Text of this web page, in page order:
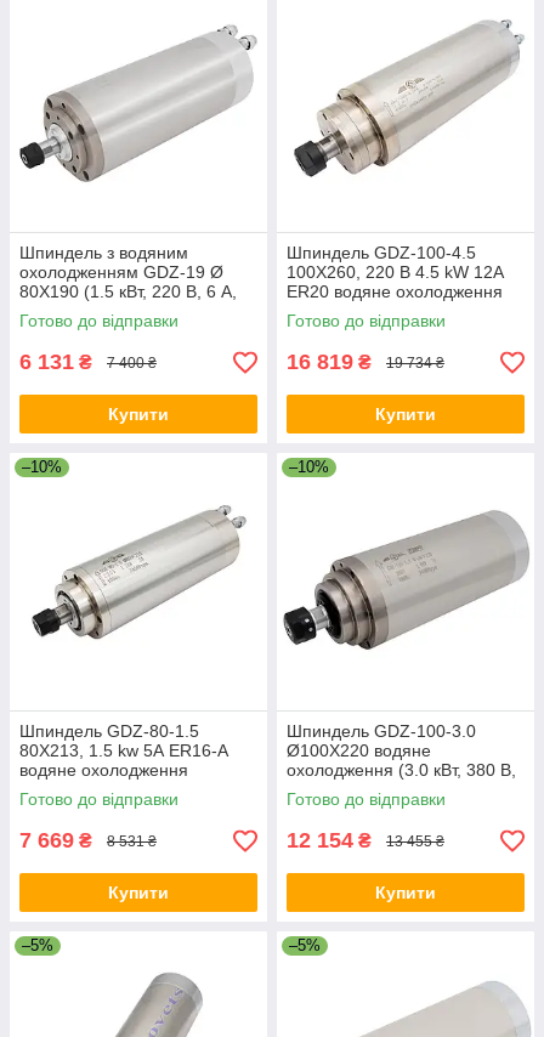
Шпиндель з водяним
охолодженням GDZ-19 Ø
80X190 (1.5 кВт, 220 В, 6 А,
ER11) для фрезерного
верстата з ЧПК
Готово до відправки
6 131 ₴ 7 400 ₴
Купити
Шпиндель GDZ-100-4.5
100X260, 220 В 4.5 kW 12А
ER20 водяне охолодження
Готово до відправки
16 819 ₴ 19 734 ₴
Купити
–10%
Шпиндель GDZ-80-1.5
80X213, 1.5 kw 5А ER16-A
водяне охолодження
Готово до відправки
7 669 ₴ 8 531 ₴
Купити
–10%
Шпиндель GDZ-100-3.0
Ø100Х220 водяне
охолодження (3.0 кВт, 380 В,
ER20)
Готово до відправки
12 154 ₴ 13 455 ₴
Купити
–5% –5%